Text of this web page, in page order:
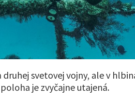
svetovej vojny, ale v
je zvyčajne utajená.